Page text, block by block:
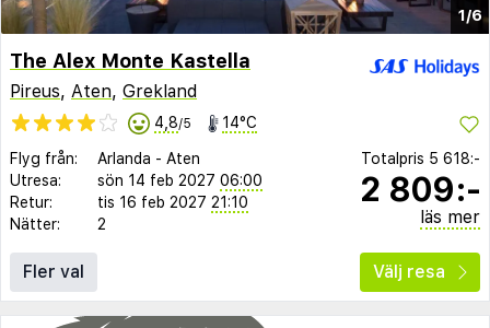
1/6
The Alex Monte Kastella
Pireus, Aten, Grekland
4,8/5 14°C
Flyg från: Arlanda - Aten
Utresa:
sön 14 feb 2027 06:00
Retur:
tis 16 feb 2027 21:10
Nätter:
2
Totalpris 5 618:-
2 809:-
läs mer
Fler val Välj resa